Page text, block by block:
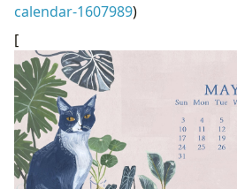
calendar-1607989)
[